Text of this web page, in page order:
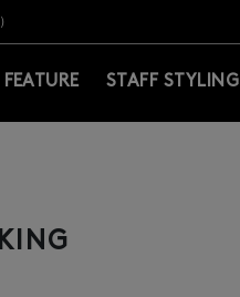
無料！お買い物の際は会員登録を！
無料！お買い物の際は会員登録を！
FEATURE STAFF STYLING